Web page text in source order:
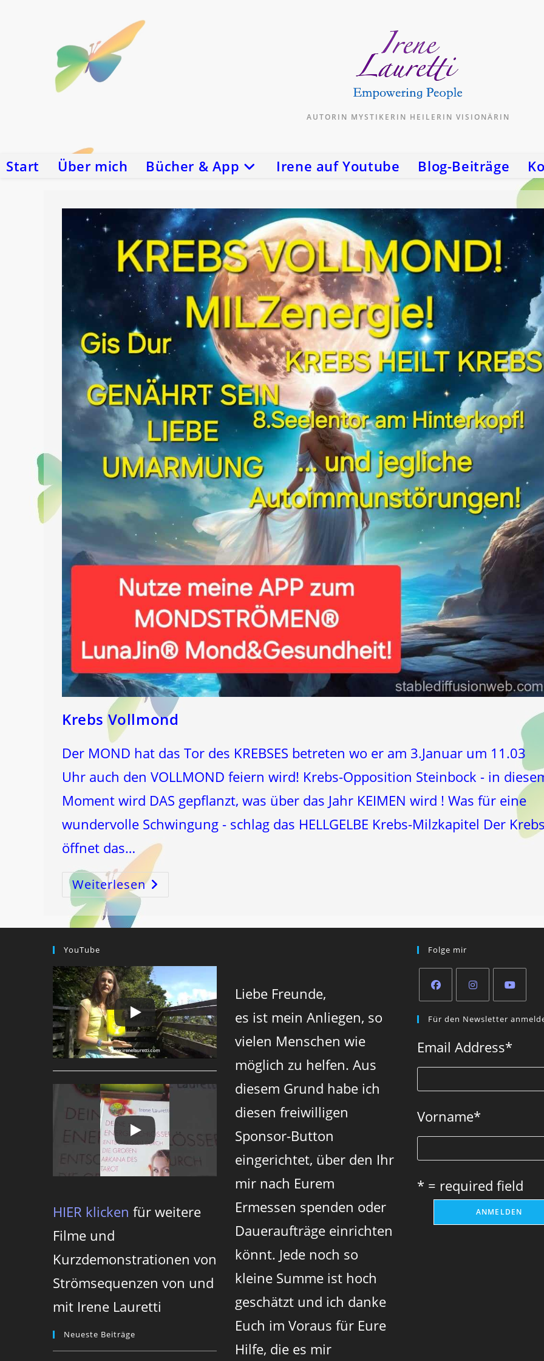
AUTORIN MYSTIKERIN HEILERIN VISIONÄRIN
Start Über mich Bücher & App Irene auf Youtube Blog-Beiträge
Krebs Vollmond
Der MOND hat das Tor des KREBSES betreten wo er am 3.Januar um 11.03
Uhr auch den VOLLMOND feiern wird! Krebs-Opposition Steinbock - in
Moment wird DAS gepflanzt, was über das Jahr KEIMEN wird ! Was für eine
wundervolle Schwingung - schlag das HELLGELBE Krebs-Milzkapitel Der
öffnet das…
WeiterlesenKrebs
Vollmond
YouTube
HIER klicken für weitere
Filme und
Kurzdemonstrationen von
Strömsequenzen von und
mit Irene Lauretti
Neueste Beiträge
Liebe Freunde,
es ist mein Anliegen, so
vielen Menschen wie
möglich zu helfen. Aus
diesem Grund habe ich
diesen freiwilligen
Sponsor-Button
eingerichtet, über den Ihr
mir nach Eurem
Ermessen spenden oder
Daueraufträge einrichten
könnt. Jede noch so
kleine Summe ist hoch
geschätzt und ich danke
Euch im Voraus für Eure
Hilfe, die es mir
Folge mir
in
new
tab
in
new
tab
in
new
tab
Für den Newsletter
Email Address*
Vorname*
* = required field